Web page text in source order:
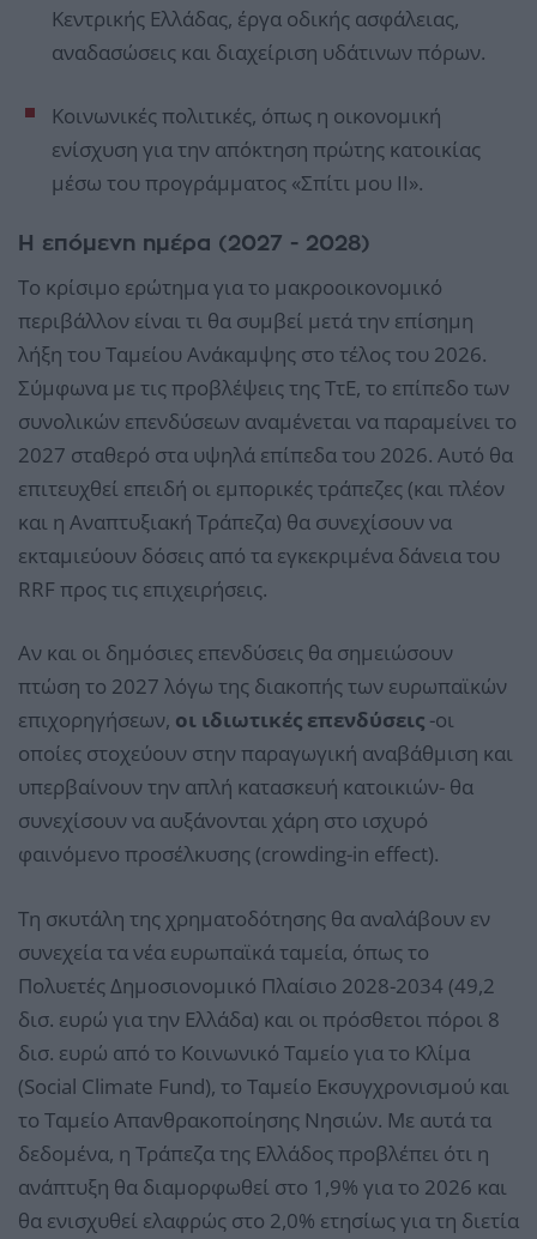
Κεντρικής Ελλάδας, έργα οδικής ασφάλειας,
αναδασώσεις και διαχείριση υδάτινων πόρων.
Κοινωνικές πολιτικές, όπως η οικονομική
ενίσχυση για την απόκτηση πρώτης κατοικίας
μέσω του προγράμματος «Σπίτι μου ΙΙ».
Η επόμενη ημέρα (2027 - 2028)
Το κρίσιμο ερώτημα για το μακροοικονομικό
περιβάλλον είναι τι θα συμβεί μετά την επίσημη
λήξη του Ταμείου Ανάκαμψης στο τέλος του 2026.
Σύμφωνα με τις προβλέψεις της ΤτΕ, το επίπεδο των
συνολικών επενδύσεων αναμένεται να παραμείνει το
2027 σταθερό στα υψηλά επίπεδα του 2026. Αυτό θα
επιτευχθεί επειδή οι εμπορικές τράπεζες (και πλέον
και η Αναπτυξιακή Τράπεζα) θα συνεχίσουν να
εκταμιεύουν δόσεις από τα εγκεκριμένα δάνεια του
RRF προς τις επιχειρήσεις.
Αν και οι δημόσιες επενδύσεις θα σημειώσουν
πτώση το 2027 λόγω της διακοπής των ευρωπαϊκών
επιχορηγήσεων, οι ιδιωτικές επενδύσεις -οι
οποίες στοχεύουν στην παραγωγική αναβάθμιση και
υπερβαίνουν την απλή κατασκευή κατοικιών- θα
συνεχίσουν να αυξάνονται χάρη στο ισχυρό
φαινόμενο προσέλκυσης (crowding-in effect).
Τη σκυτάλη της χρηματοδότησης θα αναλάβουν εν
συνεχεία τα νέα ευρωπαϊκά ταμεία, όπως το
Πολυετές Δημοσιονομικό Πλαίσιο 2028-2034 (49,2
δισ. ευρώ για την Ελλάδα) και οι πρόσθετοι πόροι 8
δισ. ευρώ από το Κοινωνικό Ταμείο για το Κλίμα
(Social Climate Fund), το Ταμείο Εκσυγχρονισμού και
το Ταμείο Απανθρακοποίησης Νησιών. Με αυτά τα
δεδομένα, η Τράπεζα της Ελλάδος προβλέπει ότι η
ανάπτυξη θα διαμορφωθεί στο 1,9% για το 2026 και
θα ενισχυθεί ελαφρώς στο 2,0% ετησίως για τη διετία